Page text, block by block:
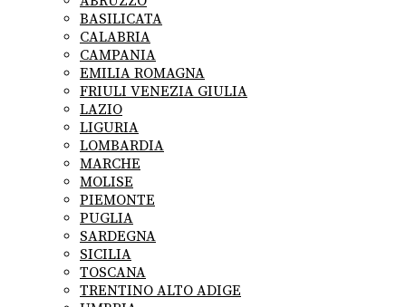
menu
BASILICATA
CALABRIA
CAMPANIA
EMILIA ROMAGNA
FRIULI VENEZIA GIULIA
LAZIO
LIGURIA
LOMBARDIA
MARCHE
MOLISE
PIEMONTE
PUGLIA
SARDEGNA
SICILIA
TOSCANA
TRENTINO ALTO ADIGE